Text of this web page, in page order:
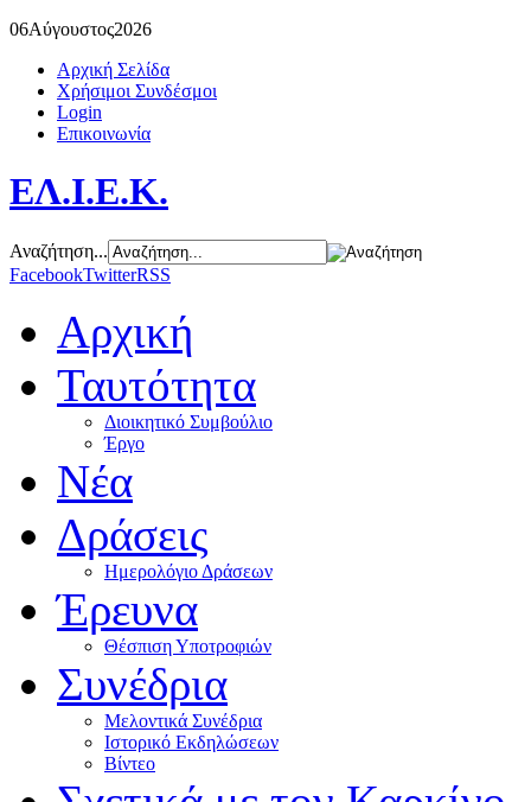
06Αύγουστος2026
Αρχική Σελίδα
Χρήσιμοι Συνδέσμοι
Login
Επικοινωνία
ΕΛ.Ι.Ε.Κ.
Αναζήτηση...
FacebookTwitterRSS
Αρχική
Ταυτότητα
Διοικητικό Συμβούλιο
Έργο
Νέα
Δράσεις
Ημερολόγιο Δράσεων
Έρευνα
Θέσπιση Υποτροφιών
Συνέδρια
Μελοντικά Συνέδρια
Ιστορικό Εκδηλώσεων
Βίντεο